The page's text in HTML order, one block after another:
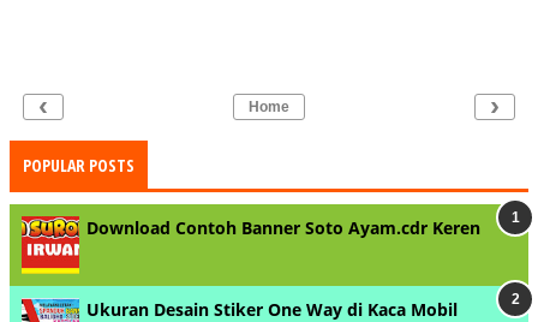
‹ ›
Home
POPULAR POSTS
Download Contoh Banner Soto Ayam.cdr Keren
Ukuran Desain Stiker One Way di Kaca Mobil